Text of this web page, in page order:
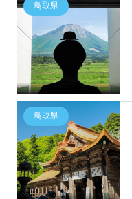
鳥取県
鳥取県